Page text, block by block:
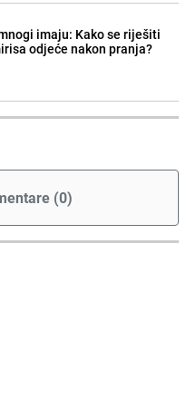
imaju: Kako se riješiti
odjeće nakon pranja?
(0)